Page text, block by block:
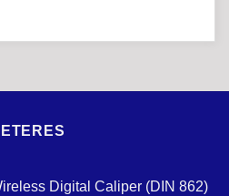
Digital Caliper (DIN 862)